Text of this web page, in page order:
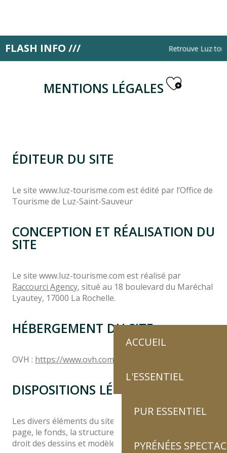
principal
FLASH INFO /// Retrouve Luz
ACCUEIL
L'ESSENTIEL
PUR ESSENTIEL
PYRÉNÉES
Accueil
MENTIONS LÉGALES
ÉDITEUR DU SITE
Le site www.luz-tourisme.com est édité par l’Office de
Tourisme de Luz-Saint-Sauveur
CONCEPTION ET RÉALISATION DU
SITE
Le site www.luz-tourisme.com est réalisé par
Raccourci Agency, situé au 18 boulevard du Maréchal
Lyautey, 17000 La Rochelle.
HÉBERGEMENT DU SITE
OVH : https://www.ovh.com
DISPOSITIONS LÉGALES
Les divers éléments du site web (la forme, la mise en
page, le fonds, la structure …) sont protégés par le
droit des dessins et modèles,